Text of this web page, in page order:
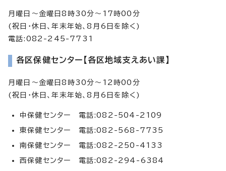
月曜日～金曜日8時30分～17時00分
(祝日・休日、年末年始、8月6日を除く)
電話:082-245-7731
各区保健センター【各区地域支えあい課】
月曜日～金曜日8時30分～12時00分
(祝日・休日、年末年始、8月6日を除く)
中保健センター 電話:082-504-2109
東保健センター 電話:082-568-7735
南保健センター 電話:082-250-4133
西保健センター 電話:082-294-6384